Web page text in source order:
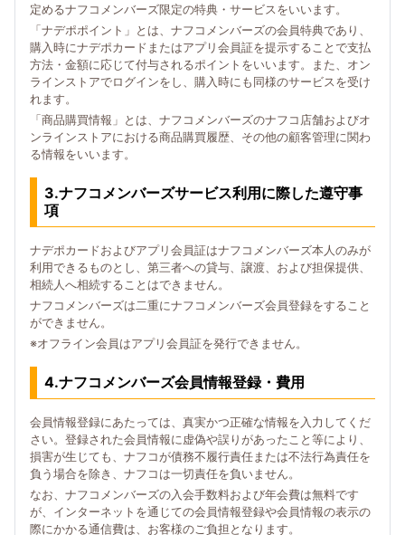
定めるナフコメンバーズ限定の特典・サービスをいいます。
「ナデポポイント」とは、ナフコメンバーズの会員特典であり、
購入時にナデポカードまたはアプリ会員証を提示することで支払
方法・金額に応じて付与されるポイントをいいます。また、オン
ラインストアでログインをし、購入時にも同様のサービスを受け
れます。
「商品購買情報」とは、ナフコメンバーズのナフコ店舗およびオ
ンラインストアにおける商品購買履歴、その他の顧客管理に関わ
る情報をいいます。
3.ナフコメンバーズサービス利用に際した遵守事
項
ナデポカードおよびアプリ会員証はナフコメンバーズ本人のみが
利用できるものとし、第三者への貸与、譲渡、および担保提供、
相続人へ相続することはできません。
ナフコメンバーズは二重にナフコメンバーズ会員登録をすること
ができません。
※オフライン会員はアプリ会員証を発行できません。
4.ナフコメンバーズ会員情報登録・費用
会員情報登録にあたっては、真実かつ正確な情報を入力してくだ
さい。登録された会員情報に虚偽や誤りがあったこと等により、
損害が生じても、ナフコが債務不履行責任または不法行為責任を
負う場合を除き、ナフコは一切責任を負いません。
なお、ナフコメンバーズの入会手数料および年会費は無料です
が、インターネットを通じての会員情報登録や会員情報の表示の
際にかかる通信費は、お客様のご負担となります。